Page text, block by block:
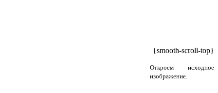
{smooth-scroll-top}
Откроем исходное
изображение.